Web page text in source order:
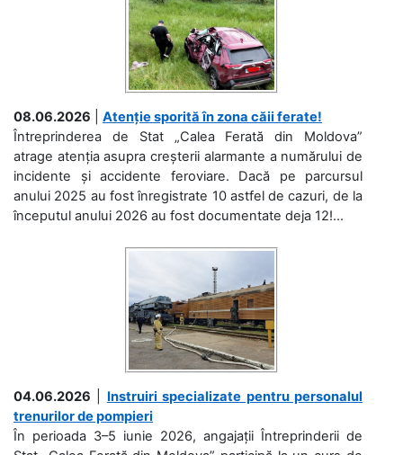
08.06.2026
Atenție sporită în zona căii ferate!
Întreprinderea de Stat „Calea Ferată din Moldova”
atrage atenția asupra creșterii alarmante a numărului de
incidente și accidente feroviare. Dacă pe parcursul
anului 2025 au fost înregistrate 10 astfel de cazuri, de la
începutul anului 2026 au fost documentate deja 12!...
04.06.2026
Instruiri specializate pentru personalul
trenurilor de pompieri
În perioada 3–5 iunie 2026, angajații Întreprinderii de